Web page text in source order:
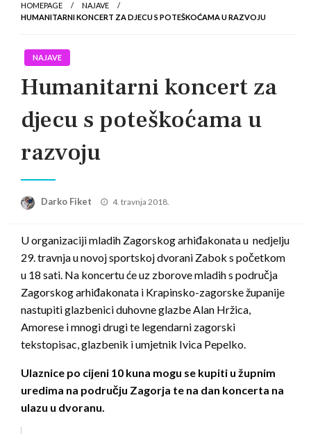
HOMEPAGE
NAJAVE
HUMANITARNI KONCERT ZA DJECU S POTEŠKOĆAMA U RAZVOJU
NAJAVE
Humanitarni koncert za
djecu s poteškoćama u
razvoju
Darko Fiket
Posted
4. travnja 2018.
U organizaciji mladih Zagorskog arhiđakonata u nedjelju
29. travnja u novoj sportskoj dvorani Zabok s početkom
u 18 sati. Na koncertu će uz zborove mladih s područja
Zagorskog arhiđakonata i Krapinsko-zagorske županije
nastupiti glazbenici duhovne glazbe Alan Hržica,
Amorese i mnogi drugi te legendarni zagorski
tekstopisac, glazbenik i umjetnik Ivica Pepelko.
Ulaznice po cijeni 10 kuna mogu se kupiti u župnim
uredima na području Zagorja te na dan koncerta na
ulazu u dvoranu.